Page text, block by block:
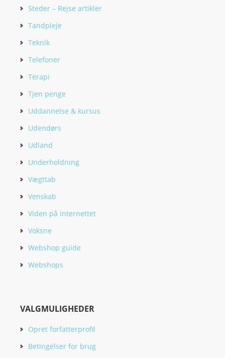
Steder – Rejse artikler
Tandpleje
Teknik
Telefoner
Terapi
Tjen penge
Uddannelse & kursus
Udendørs
Udland
Underholdning
Vægttab
Venskab
Viden på internettet
Voksne
Webshop guide
Webshops
VALGMULIGHEDER
Opret forfatterprofil
Betingelser for brug